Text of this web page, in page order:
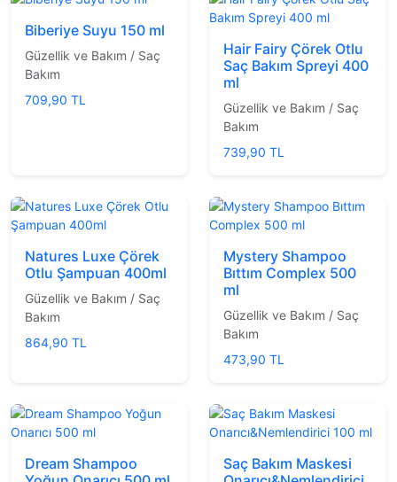
Biberiye Suyu 150 ml
Güzellik ve Bakım / Saç
Bakım
709,90 TL
Hair Fairy Çörek Otlu
Saç Bakım Spreyi 400
ml
Güzellik ve Bakım / Saç
Bakım
739,90 TL
Natures Luxe Çörek
Otlu Şampuan 400ml
Güzellik ve Bakım / Saç
Bakım
864,90 TL
Mystery Shampoo
Bıttım Complex 500
ml
Güzellik ve Bakım / Saç
Bakım
473,90 TL
Dream Shampoo
Saç Bakım Maskesi